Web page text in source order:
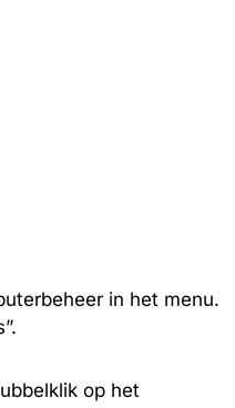
in het menu.
op het